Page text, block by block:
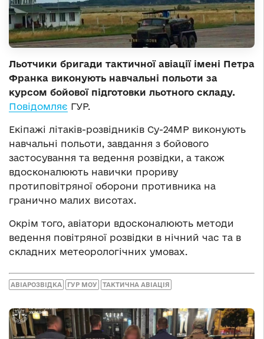
Льотчики бригади тактичної авіації імені Петра
Франка виконують навчальні польоти за
курсом бойової підготовки льотного складу.
Повідомляє ГУР.
Екіпажі літаків-розвідників Су-24МР виконують
навчальні польоти, завдання з бойового
застосування та ведення розвідки, а також
вдосконалюють навички прориву
протиповітряної оборони противника на
гранично малих висотах.
Окрім того, авіатори вдосконалюють методи
ведення повітряної розвідки в нічний час та в
складних метеорологічних умовах.
АВІАРОЗВІДКА ГУР МОУ ТАКТИЧНА АВІАЦІЯ